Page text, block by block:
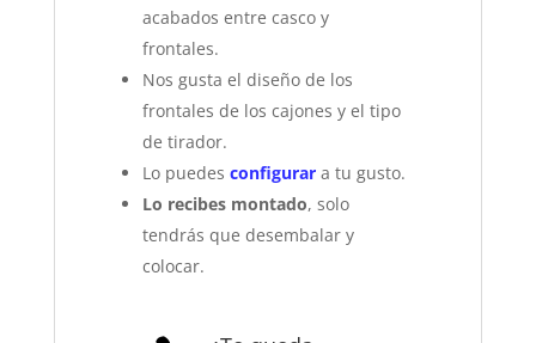
acabados entre casco y
frontales.
Nos gusta el diseño de los
frontales de los cajones y el tipo
de tirador.
Lo puedesconfigurar a tu gusto.
Lo recibes montado, solo
tendrás que desembalar y
colocar.